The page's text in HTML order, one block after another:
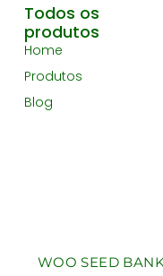
WOO SEED
Todos os
produtos
Home
Produtos
Blog